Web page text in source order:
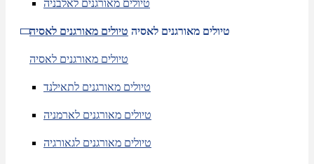
טיולים מאורגנים לאלבניה
טיולים מאורגנים לאסיה טיולים מאורגנים לאסיה
טיולים מאורגנים לאסיה
טיולים מאורגנים לתאילנד
טיולים מאורגנים לארמניה
טיולים מאורגנים לגאורגיה